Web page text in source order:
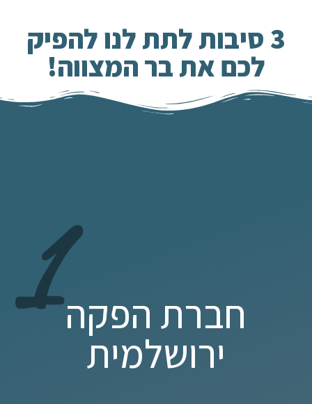
3 סיבות לתת לנו להפיק
לכם את בר המצווה!
1חברת הפקה
ירושלמית